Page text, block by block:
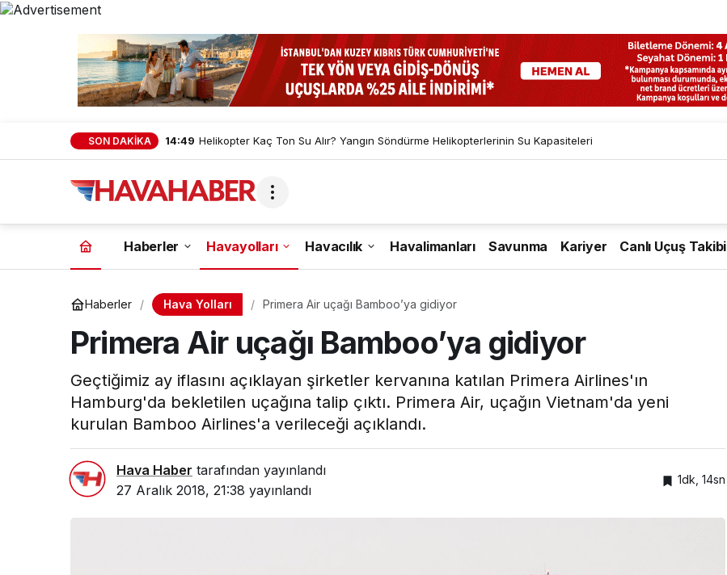
SON DAKİKA 14:49 Helikopter Kaç Ton Su Alır? Yangın Söndürme Helikopterlerinin Su Kapasiteleri
Haberler Havayolları Havacılık Havalimanları Savunma Kariyer Canlı Uçuş Takibi
Haberler Hava Yolları Primera Air uçağı Bamboo’ya gidiyor
Primera Air uçağı Bamboo’ya gidiyor
Geçtiğimiz ay iflasını açıklayan şirketler kervanına katılan Primera Airlines'ın
Hamburg'da bekletilen uçağına talip çıktı. Primera Air, uçağın Vietnam'da yeni
kurulan Bamboo Airlines'a verileceği açıklandı.
Hava Haber tarafından yayınlandı
27 Aralık 2018, 21:38 yayınlandı
1dk, 14sn